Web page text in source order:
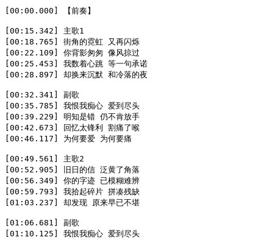
[00:00.000] 【前奏】
[00:15.342] 主歌1
[00:18.765] 街角的霓虹 又再闪烁
[00:22.109] 你背影匆匆 像风掠过
[00:25.453] 我数着心跳 等一句承诺
[00:28.897] 却换来沉默 和冷落的夜
[00:32.341] 副歌
[00:35.785] 我恨我痴心 爱到尽头
[00:39.229] 明知是错 仍不肯放手
[00:42.673] 回忆太锋利 割痛了喉
[00:46.117] 为何要爱 为何要痛
[00:49.561] 主歌2
[00:52.905] 旧日的信 泛黄了角落
[00:56.349] 你的字迹 已模糊难辨
[00:59.793] 我拾起碎片 拼凑残缺
[01:03.237] 却发现 原来早已不堪
[01:06.681] 副歌
[01:10.125] 我恨我痴心 爱到尽头